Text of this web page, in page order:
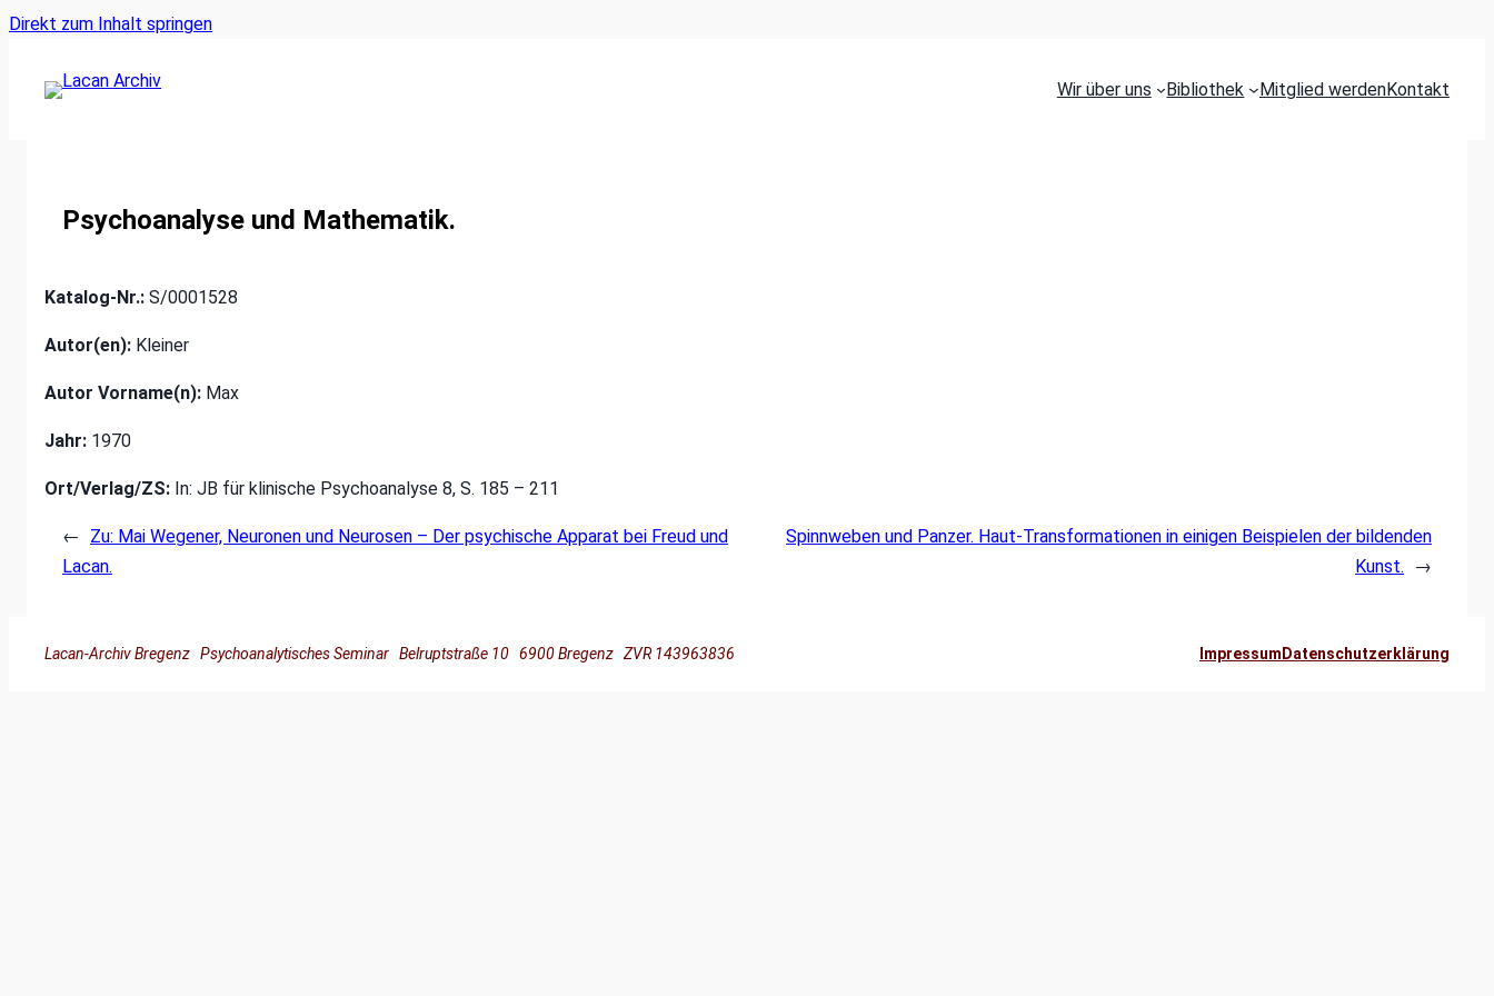
Direkt zum Inhalt springenAnkerlink
Zum
Wir über uns Bibliothek Mitglied werdenKontakt
Psychoanalyse und Mathematik.
Katalog-Nr.: S/0001528
Autor(en): Kleiner
Autor Vorname(n): Max
Jahr: 1970
Ort/Verlag/ZS: In: JB für klinische Psychoanalyse 8, S. 185 – 211
←
Zu: Mai Wegener, Neuronen und Neurosen – Der psychische Apparat bei Freud und
Lacan.
Spinnweben und Panzer. Haut-Transformationen in einigen Beispielen der bildenden
Kunst.
→
Lacan-Archiv Bregenz Psychoanalytisches Seminar Belruptstraße 10 6900 Bregenz ZVR 143963836 Impressum Datenschutzerklärung